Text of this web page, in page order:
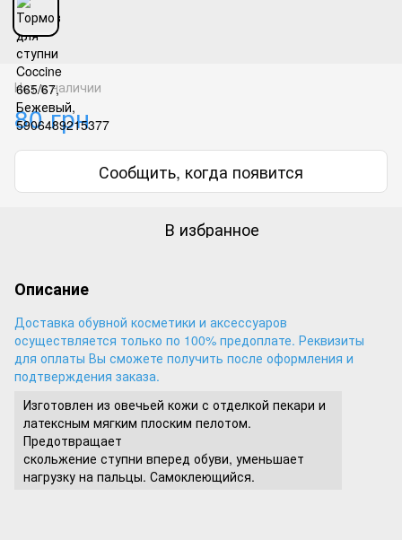
Нет в наличии
80 грн
Сообщить, когда появится
В избранное
Описание
Доставка обувной косметики и аксессуаров
осуществляется только по 100% предоплате. Реквизиты
для оплаты Вы сможете получить после оформления и
подтверждения заказа.
Изготовлен из овечьей кожи с отделкой пекари и
латексным мягким плоским пелотом.
Предотвращает
скольжение ступни вперед обуви, уменьшает
нагрузку на пальцы. Самоклеющийся.